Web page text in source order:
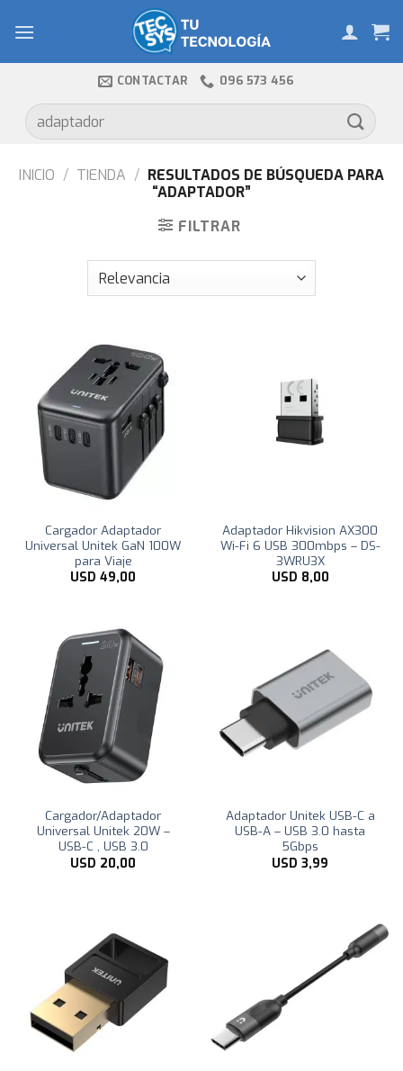
CONTACTAR 096 573 456
Buscar
por:
INICIO / TIENDA / RESULTADOS DE BÚSQUEDA PARA
“ADAPTADOR”
FILTRAR
Cargador Adaptador
Universal Unitek GaN 100W
para Viaje
USD 49,00
Adaptador Hikvision AX300
Wi-Fi 6 USB 300mbps – DS-
3WRU3X
USD 8,00
Cargador/Adaptador
Universal Unitek 20W –
USB-C , USB 3.0
USD 20,00
Adaptador Unitek USB-C a
USB-A – USB 3.0 hasta
5Gbps
USD 3,99